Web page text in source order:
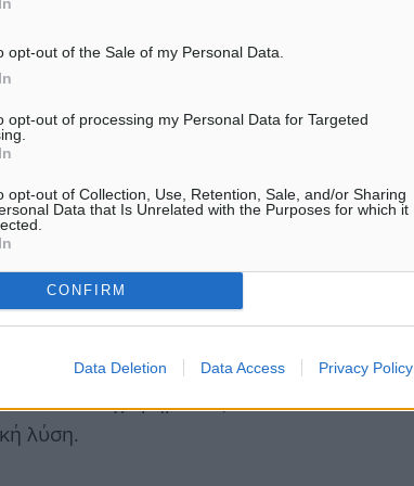
opt-out of the Sale of my Personal Data.
opt-out of processing my Personal Data for Targeted
opt-out of Collection, Use, Retention, Sale, and/or Sharing
Data that Is Unrelated with the Purposes for which it
CONFIRM
Data Deletion Data Access Privacy Policy
που επικρατεί σήμερα.
οι επαγγελματίες
σημείωσε,
άμεσα με την
στη
τους φορείς, η
οι
να προωθήσει λύσεις. Η
από επιστημονική ομάδα
ενώ, η ίδια δεσμεύτηκε
οι επιχειρηματίες
λύση.